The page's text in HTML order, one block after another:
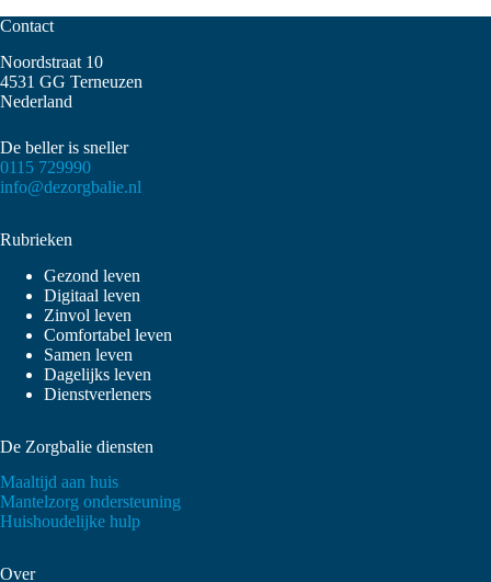
Contact
Noordstraat 10
4531 GG Terneuzen
Nederland
De beller is sneller
0115 729990
info@dezorgbalie.nl
Rubrieken
Gezond leven
Digitaal leven
Zinvol leven
Comfortabel leven
Samen leven
Dagelijks leven
Dienstverleners
De Zorgbalie diensten
Maaltijd aan huis
Mantelzorg ondersteuning
Huishoudelijke hulp
Over